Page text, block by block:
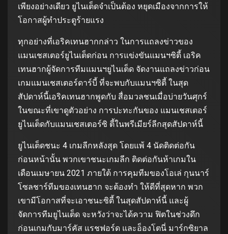
เพียงอย่างเดียว ยูไนเต็ดจำเป็นต้อง หยุดเมืองจากการให้
โอกาสผู้ทำประตูร้ายแรง
ทุกอย่างที่เอริคเทนฮากกล่าว ในการแถลงข่าวของ
แมนเชสเตอร์ยูไนเต็ดก่อน การแข่งขันแมนฯซิตี้ เอริค
เทนฮากผู้จัดการทีมแมนฯยูไนเต็ด จัดงานแถลงข่าวก่อน
เกมแมนเชสเตอร์ดาร์บี้ ที่จะพบกับแมนฯซิตี้ ในสุด
สัปดาห์นี้เอริคเทนฮากพูดกับ สื่อมวลชนเมื่อบ่ายวันศุกร์
ในขณะที่เขาดูตัวอย่าง การปะทะกันของ แมนเชสเตอร์
ยูไนเต็ดกับแมนเชสเตอร์ซิ ตี้ในพรีเมียร์ลีกสุดสัปดาห์นี้
ยูไนเต็ดชนะ 4 เกมลีกหลังสุด โดยแพ้ 4 นัดติดต่อกัน
ก่อนหน้านั้น พวกเขาชนะเกมลีก ติดต่อกันห้าเกมใน
เดือนเมษายน 2021 ภายใต้ การคุมทีมของโอเล่ กุนนาร์
โซลชาร์ทีมของเทนฮาก จะต้องทำ ให้ดีที่สุดหาก พวก
เขามีโอกาสที่จะเอาชนะซิตี้ ในสุดสัปดาห์นี้ และผู้
จัดการทีมยูไนเต็ด จะหวังว่าจะได้ความ ฟิตในช่วงดึก
ก่อนเกมกับมาร์คัส แรชฟอร์ด และอ็องโตนี่ มาร์กซิยาล